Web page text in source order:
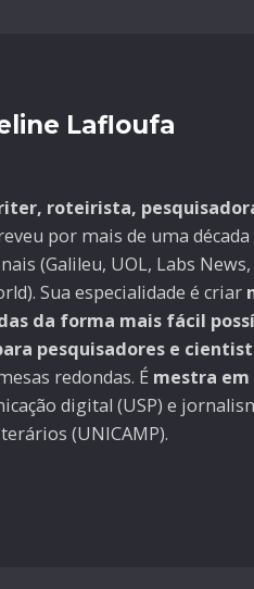
Lafloufa
roteirista,
por mais de uma
(Galileu, UOL, Labs
Sua especialidade é criar
da forma mais fácil
pesquisadores e
redondas. É mestra
digital (USP) e
(UNICAMP).